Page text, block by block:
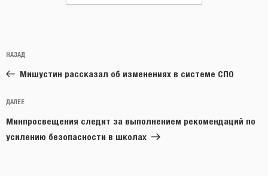
по
записям
Предыдущая
запись:
НАЗАД
Мишустин рассказал об изменениях в системе СПО
Следующая
запись
ДАЛЕЕ
Минпросвещения следит за выполнением рекомендаций по
усилению безопасности в школах